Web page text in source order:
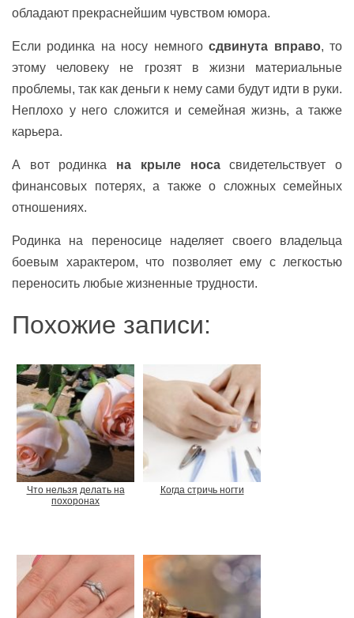
обладают прекраснейшим чувством юмора.
Если родинка на носу немногосдвинута вправо, то
этому человеку не грозят в жизни материальные
проблемы, так как деньги к нему сами будут идти в руки.
Неплохо у него сложится и семейная жизнь, а также
карьера.
А вот родинка на крыле носасвидетельствует о
финансовых потерях, а также о сложных семейных
отношениях.
Родинка на переносице наделяет своего владельца
боевым характером, что позволяет ему с легкостью
переносить любые жизненные трудности.
Похожие записи:
Что нельзя делать на
похоронах
Когда стричь ногти